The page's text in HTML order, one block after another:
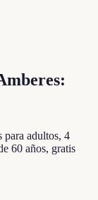
para adultos, 4
60 años, gratis